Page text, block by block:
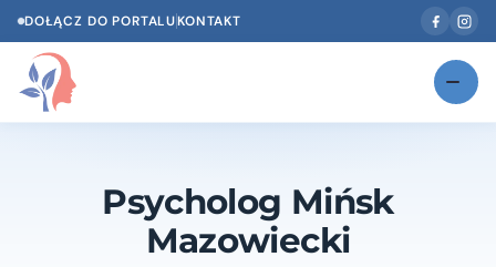
DOŁĄCZ DO PORTALUKONTAKT
NOWOŚĆPsycholog Mińsk
Mazowiecki